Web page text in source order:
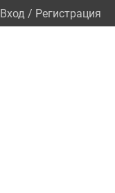
Вход / Регистрация